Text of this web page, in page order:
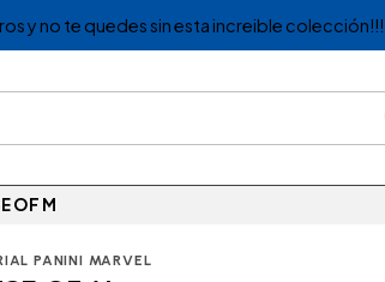
y no te quedes sin esta increible colección!!!
OF M
PANINI MARVEL